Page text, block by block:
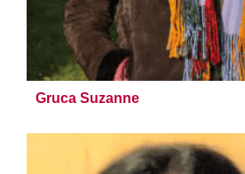
Gruca Suzanne